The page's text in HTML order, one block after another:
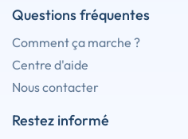
Questions fréquentes
Comment ça marche ?
Centre d'aide
Nous contacter
Restez informé